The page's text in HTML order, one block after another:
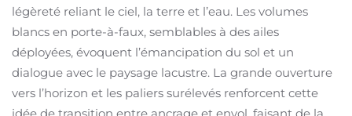
légèreté reliant le ciel, la terre et l’eau. Les volumes
blancs en porte-à-faux, semblables à des ailes
déployées, évoquent l’émancipation du sol et un
dialogue avec le paysage lacustre. La grande ouverture
vers l’horizon et les paliers surélevés renforcent cette